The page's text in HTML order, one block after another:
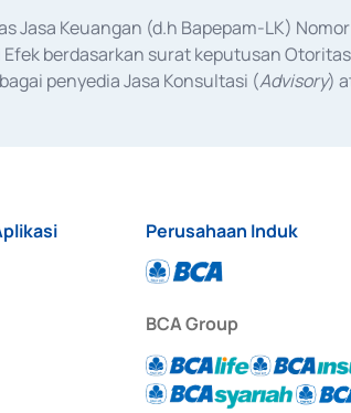
Jasa Keuangan (d.h Bapepam-LK) Nomor
berdasarkan surat keputusan
penyedia Jasa Konsultasi (Advisory)
Perusahaan Induk
BCA Group